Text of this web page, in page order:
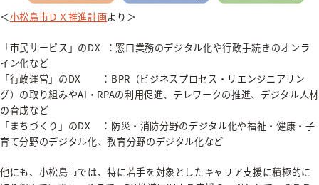
＜小松島市ＤＸ推進計画より＞
「市民サービス」のDX ：窓口業務のデジタル化や行政手続きのオンラ
イン化など
「行政運営」のDX ：BPR（ビジネスプロセス・リエンジニアリン
グ）の取り組みやAI・RPAの利用促進、テレワークの推進、デジタル人材
の育成など
「まちづくり」のDX ：防災・消防分野のデジタル化や福祉・健康・子
育て分野のデジタル化、教育分野のデジタル化など
他にも、小松島市では、特に若手を対象としたキャリア支援に積極的に